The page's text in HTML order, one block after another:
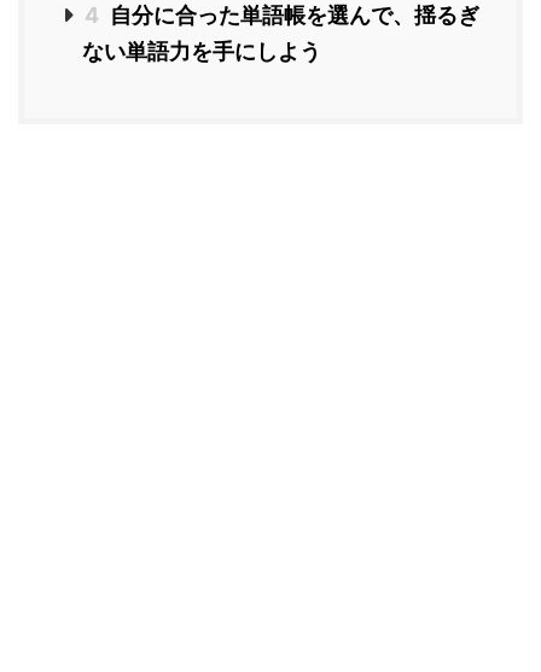
4 自分に合った単語帳を選んで、揺るぎ
ない単語力を手にしよう